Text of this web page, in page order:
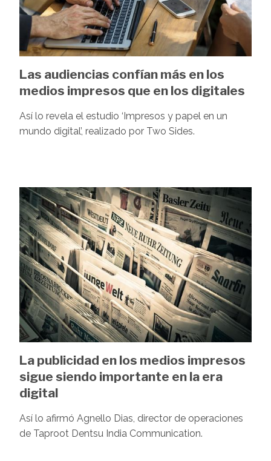
Las audiencias confían más en los
medios impresos que en los digitales
Así lo revela el estudio ‘Impresos y papel en un
mundo digital’, realizado por Two Sides.
Image
La publicidad en los medios impresos
sigue siendo importante en la era
digital
Así lo afirmó Agnello Dias, director de operaciones
de Taproot Dentsu India Communication.